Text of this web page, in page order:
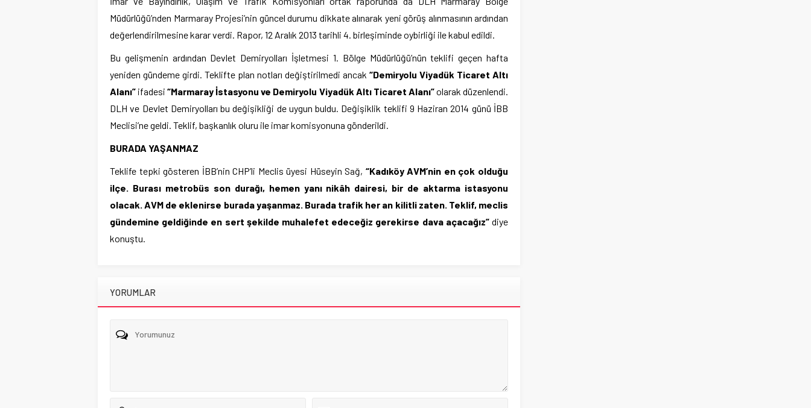
Müdürlüğü’nden Marmaray Projesi’nin güncel durumu dikkate alınarak yeni görüş alınmasının ardından
değerlendirilmesine karar verdi. Rapor, 12 Aralık 2013 tarihli 4. birleşiminde oybirliği ile kabul edildi.
Bu gelişmenin ardından Devlet Demiryolları İşletmesi 1. Bölge Müdürlüğü’nün teklifi geçen hafta
yeniden gündeme girdi. Teklifte plan notları değiştirilmedi ancak “Demiryolu Viyadük Ticaret Altı
Alanı” ifadesi“Marmaray İstasyonu ve Demiryolu Viyadük Altı Ticaret Alanı”olarak düzenlendi.
DLH ve Devlet Demiryolları bu değişikliği de uygun buldu. Değişiklik teklifi 9 Haziran 2014 günü İBB
Meclisi’ne geldi. Teklif, başkanlık oluru ile imar komisyonuna gönderildi.
BURADA YAŞANMAZ
Teklife tepki gösteren İBB’nin CHP’li Meclis üyesi Hüseyin Sağ, “Kadıköy AVM’nin en çok olduğu
ilçe. Burası metrobüs son durağı, hemen yanı nikâh dairesi, bir de aktarma istasyonu
olacak. AVM de eklenirse burada yaşanmaz. Burada trafik her an kilitli zaten. Teklif, meclis
gündemine geldiğinde en sert şekilde muhalefet edeceğiz gerekirse dava açacağız”diye
konuştu.
YORUMLAR